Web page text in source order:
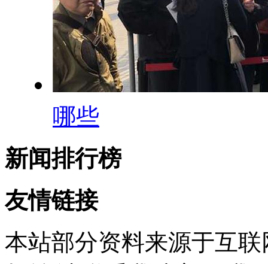
哪些
新闻排行榜
友情链接
本站部分资料来源于互